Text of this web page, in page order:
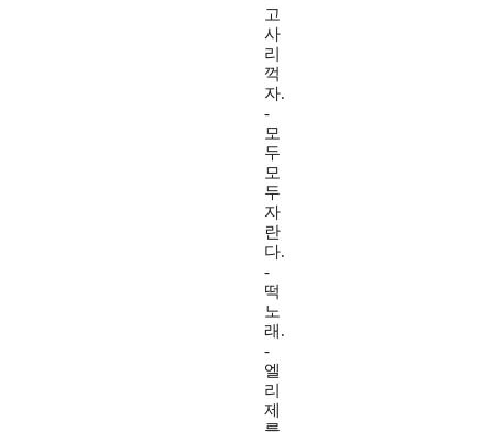
고
사
리
꺽
자.
-
모
두
모
두
자
란
다.
-
떡
노
래.
-
엘
리
제